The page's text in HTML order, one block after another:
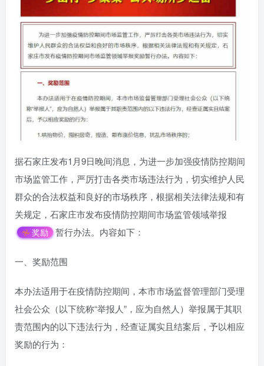
据石家庄发布1月9日晚间消息，为进一步加强疫情防控期间
市场监管工作，严厉打击各类市场违法行为，切实维护人民
群众的合法权益和良好的市场秩序，根据相关法律法规和有
关规定，石家庄市发布疫情防控期间市场监管领域举报
奖励 暂行办法。内容如下：
一、奖励范围
本办法适用于在疫情防控期间，本市市场监督管理部门受理
社会公众（以下统称“举报人”，应为自然人）举报属于其职
责范围内的以下违法行为，经查证属实且结案后，予以相应
奖励的行为：